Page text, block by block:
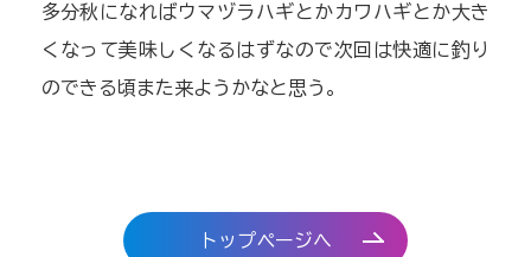
多分秋になればウマヅラハギとかカワハギとか大き
くなって美味しくなるはずなので次回は快適に釣り
のできる頃また来ようかなと思う。
トップページへ